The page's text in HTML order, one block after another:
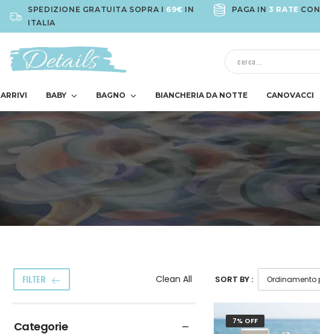
SPEDIZIONE GRATUITA SOPRA I 69€ IN
ITALIA
PAGA IN 3 RATE CON
BABY BAGNO BIANCHERIA DA NOTTE CANOVACCI
FILTER Clean All
Categorie
SORT BY :
7% OFF